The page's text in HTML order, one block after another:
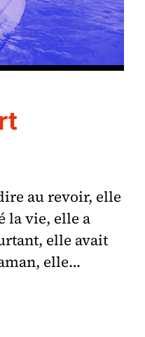
au revoir, elle
la vie, elle a
elle avait
elle…